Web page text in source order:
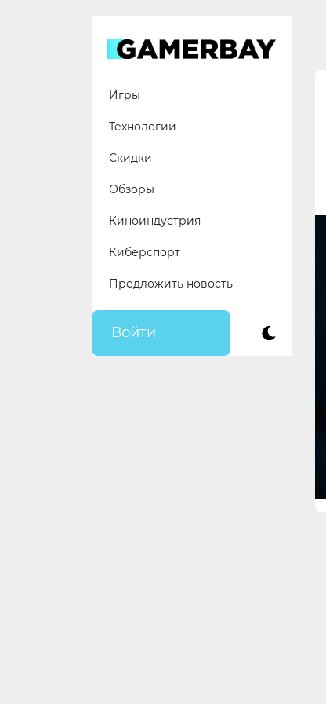
Игры
Технологии
Скидки
Обзоры
Киноиндустрия
Киберспорт
Предложить новость
Войти